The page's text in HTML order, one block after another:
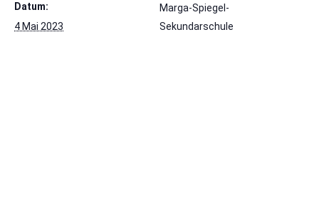
Datum:
4 Mai 2023
Marga-Spiegel-
Sekundarschule